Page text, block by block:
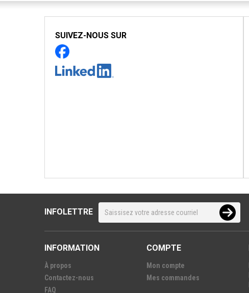
SUIVEZ-NOUS SUR
INFOLETTRE
INFORMATION
À propos
Contactez-nous
FAQ
COMPTE
Mon compte
Mes commandes